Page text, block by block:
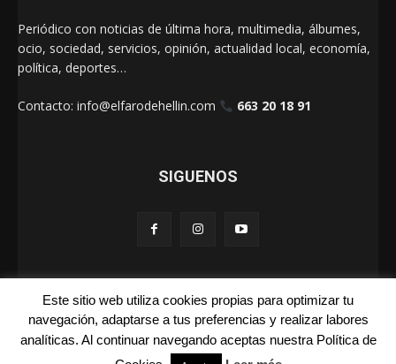
Periódico con noticias de última hora, multimedia, álbumes,
ocio, sociedad, servicios, opinión, actualidad local, economía,
política, deportes…
Contacto: info@elfarodehellin.com 663 20 18 91
SIGUENOS
El Faro de Hellín 2025
Galerías Cartas La Foto de la Semana
Quienes Somos
Este sitio web utiliza cookies propias para optimizar tu
navegación, adaptarse a tus preferencias y realizar labores
analíticas. Al continuar navegando aceptas nuestra Política de